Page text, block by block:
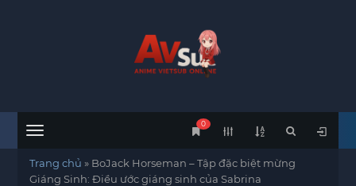
Menu
0
Trang chủ » BoJack Horseman – Tập đặc biệt mừng
Giáng Sinh: Điều ước giáng sinh của Sabrina